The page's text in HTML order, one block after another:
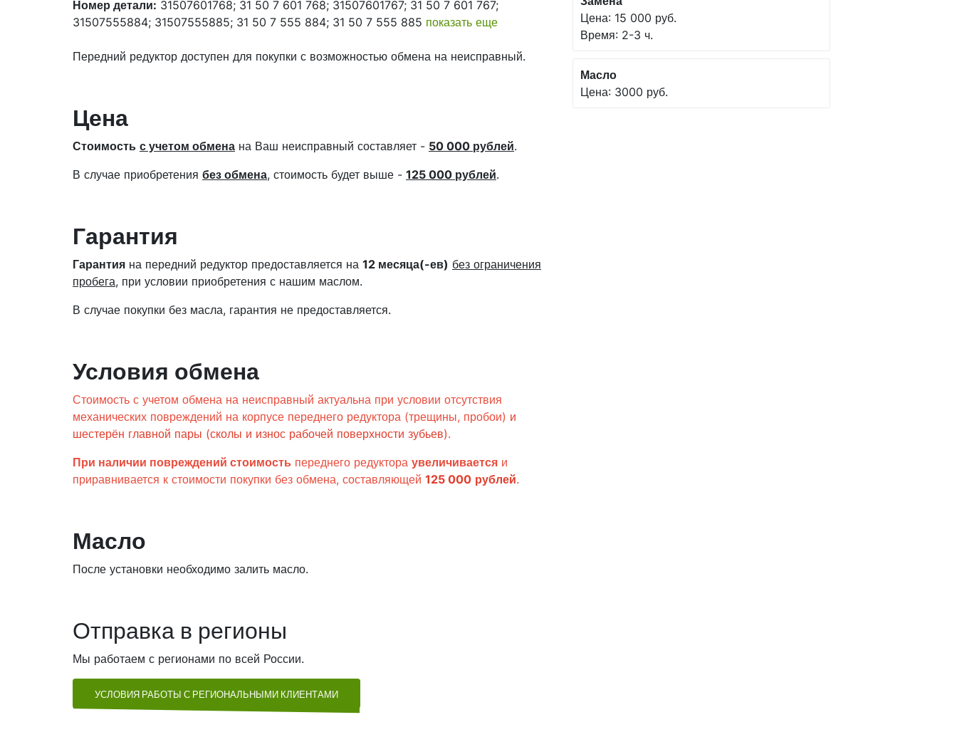
Номер детали: 31507601768; 31 50 7 601 768; 31507601767; 31 50 7 601 767;
31507555884; 31507555885; 31 50 7 555 884; 31 50 7 555 885 показать еще
Передний редуктор доступен для покупки с возможностью обмена на неисправный.
Цена
Стоимость с учетом обмена на Ваш неисправный составляет - 50 000 рублей.
В случае приобретения без обмена, стоимость будет выше - 125 000 рублей.
Гарантия
Гарантия на передний редуктор предоставляется на 12 месяца(-ев) без ограничения
пробега, при условии приобретения с нашим маслом.
В случае покупки без масла, гарантия не предоставляется.
Условия обмена
Стоимость с учетом обмена на неисправный актуальна при условии отсутствия
механических повреждений на корпусе переднего редуктора (трещины, пробои) и
шестерён главной пары (сколы и износ рабочей поверхности зубьев).
При наличии повреждений стоимость переднего редуктора увеличивается и
приравнивается к стоимости покупки без обмена, составляющей 125 000 рублей.
Масло
После установки необходимо залить масло.
Отправка в регионы
Мы работаем с регионами по всей России.
УСЛОВИЯ РАБОТЫ С РЕГИОНАЛЬНЫМИ КЛИЕНТАМИ
Цена: 15 000 руб.
Время: 2-3 ч.
Масло
Цена: 3000 руб.